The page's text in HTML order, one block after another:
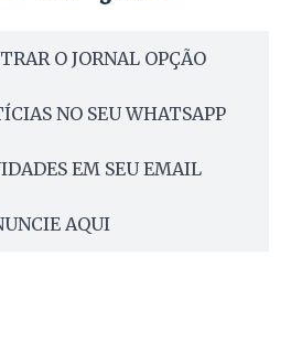
O JORNAL OPÇÃO
NO SEU WHATSAPP
EM SEU EMAIL
AQUI